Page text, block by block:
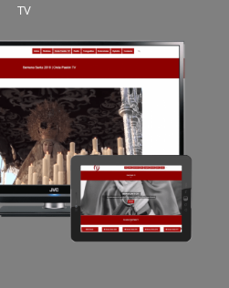
TV